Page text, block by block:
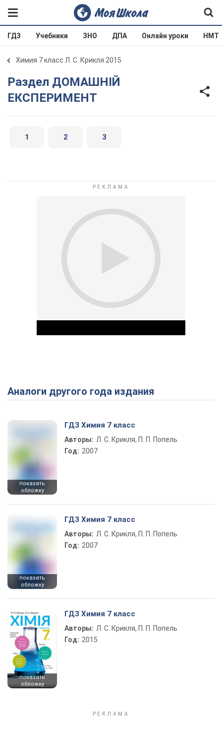
ГДЗ Учебники ЗНО ДПА Онлайн уроки НМТ
Химия 7 класс Л. С. Крикля 2015
Раздел ДОМАШНІЙ
ЕКСПЕРИМЕНТ
1 2 3
Play Video
Аналоги другого года издания
показать
обложку
ГДЗ Химия 7 класс
Авторы: Л. С. Крикля, П. П. Попель
Год: 2007
показать
обложку
ГДЗ Химия 7 класс
Авторы: Л. С. Крикля, П. П. Попель
Год: 2007
показать
обложку
ГДЗ Химия 7 класс
Авторы: Л. С. Крикля, П. П. Попель
Год: 2015